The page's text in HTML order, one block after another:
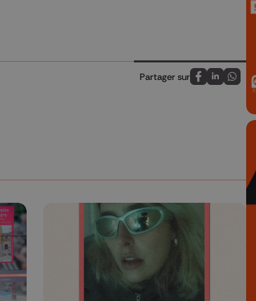
Partager sur
Partagez sur
Partagez